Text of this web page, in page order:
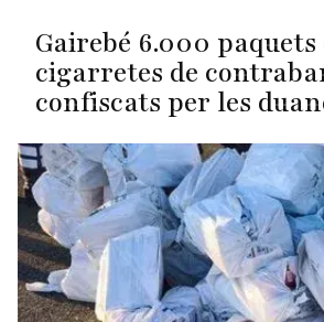
Gairebé 6.000 paquets
cigarretes de
confiscats per les